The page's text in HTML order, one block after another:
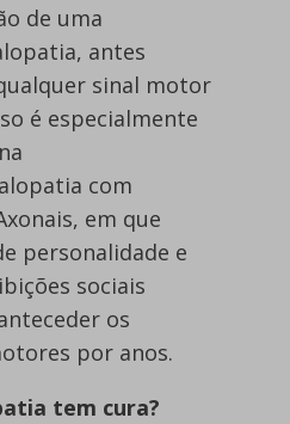
de uma
antes
sinal motor
é especialmente
com
em que
personalidade e
sociais
os
por anos.
tem cura?